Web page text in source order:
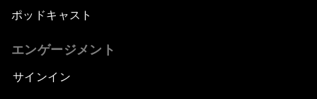
ポッドキャスト
エンゲージメント
サインイン